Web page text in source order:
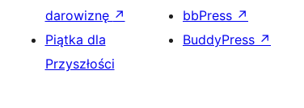
darowiznę ↗
Piątka dla
Przyszłości
bbPress ↗
BuddyPress ↗